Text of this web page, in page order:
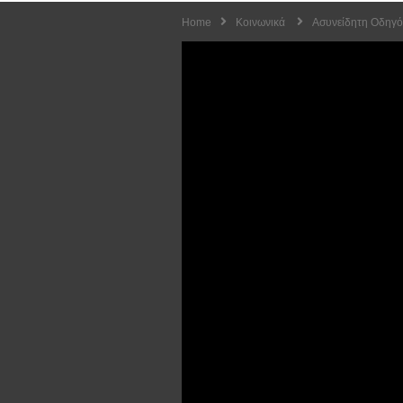
Home Κοινωνικά Ασυνείδητη